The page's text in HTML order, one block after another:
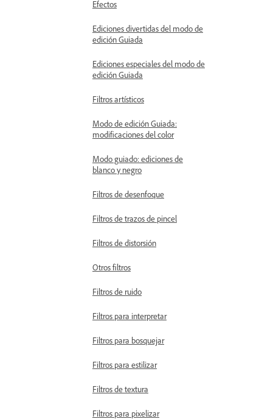
Efectos
Ediciones divertidas del modo de
edición Guiada
Ediciones especiales del modo de
edición Guiada
Filtros artísticos
Modo de edición Guiada:
modificaciones del color
Modo guiado: ediciones de
blanco y negro
Filtros de desenfoque
Filtros de trazos de pincel
Filtros de distorsión
Otros filtros
Filtros de ruido
Filtros para interpretar
Filtros para bosquejar
Filtros para estilizar
Filtros de textura
Filtros para pixelizar